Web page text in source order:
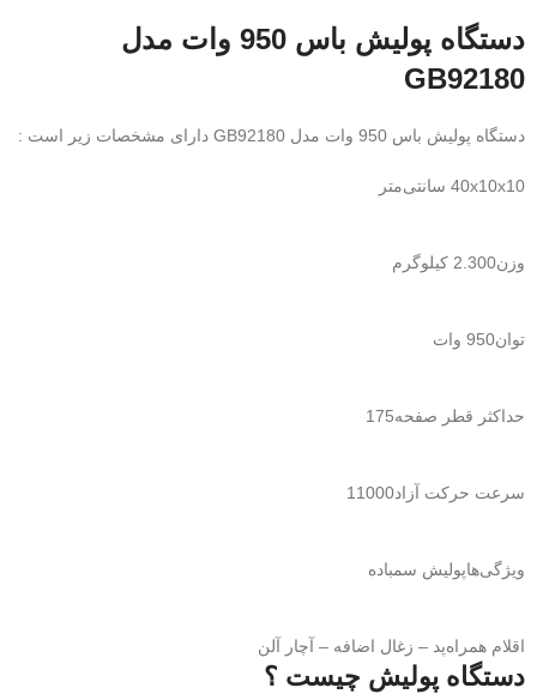
دستگاه پولیش باس 950 وات مدل
GB92180
دستگاه پولیش باس 950 وات مدل GB92180 دارای مشخصات زیر است :
40x10x10 سانتی‌متر
وزن2.300 کیلوگرم
توان950 وات
حداکثر قطر صفحه175
سرعت حرکت آزاد11000
ویژگی‌هاپولیش سمباده
اقلام همراهپد – زغال اضافه – آچار آلن
دستگاه پولیش چیست ؟